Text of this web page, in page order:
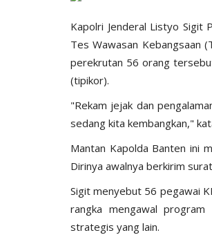
Kapolri Jenderal Listyo Sigit
Tes Wawasan Kebangsaan
perekrutan 56 orang
(tipikor).
"Rekam jejak dan
sedang kita kembangkan,"
Mantan Kapolda Banten ini
Dirinya awalnya berkirim
Sigit menyebut 56 pegawai
rangka mengawal program
strategis yang lain.